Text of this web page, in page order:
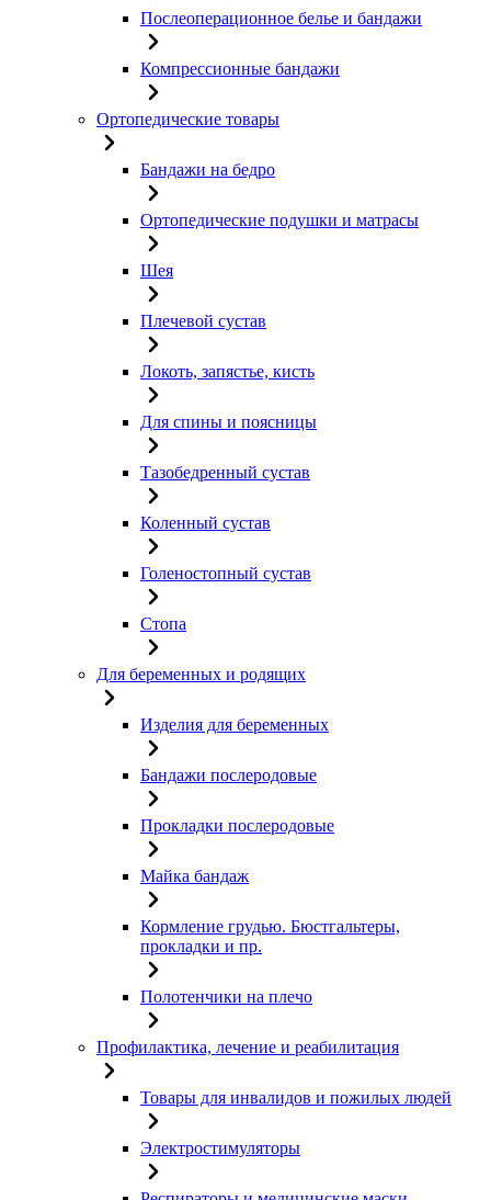
Послеоперационное белье и бандажи
Компрессионные бандажи
Ортопедические товары
Бандажи на бедро
Ортопедические подушки и матрасы
Шея
Плечевой сустав
Локоть, запястье, кисть
Для спины и поясницы
Тазобедренный сустав
Коленный сустав
Голеностопный сустав
Стопа
Для беременных и родящих
Изделия для беременных
Бандажи послеродовые
Прокладки послеродовые
Майка бандаж
Кормление грудью. Бюстгальтеры,
прокладки и пр.
Полотенчики на плечо
Профилактика, лечение и реабилитация
Товары для инвалидов и пожилых людей
Электростимуляторы